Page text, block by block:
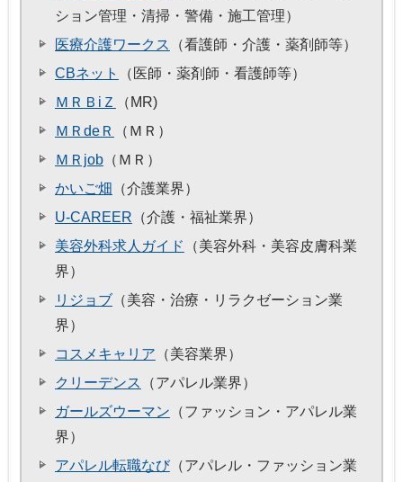
ション管理・清掃・警備・施工管理）
医療介護ワークス
（看護師・介護・薬剤師等）
CBネット
（医師・薬剤師・看護師等）
ＭＲＢiＺ
（MR)
ＭＲdeＲ
（ＭＲ）
ＭＲjob（ＭＲ）
かいご畑
（介護業界）
U-CAREER （介護・福祉業界）
美容外科求人ガイド
（美容外科・美容皮膚科業
界）
リジョブ（美容・治療・リラクゼーション業
界）
コスメキャリア （美容業界）
クリーデンス
（アパレル業界）
ガールズウーマン （ファッション・アパレル業
界）
アパレル転職なび（アパレル・ファッション業